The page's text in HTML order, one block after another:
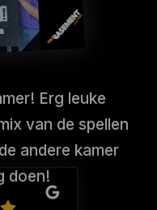
Erg leuke
van de spellen
andere kamer
doen!